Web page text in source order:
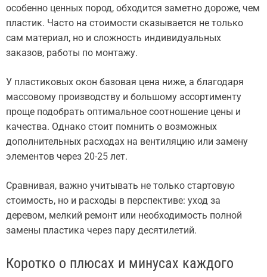
особенно ценных пород, обходится заметно дороже, чем
пластик. Часто на стоимости сказывается не только
сам материал, но и сложность индивидуальных
заказов, работы по монтажу.
У пластиковых окон базовая цена ниже, а благодаря
массовому производству и большому ассортименту
проще подобрать оптимальное соотношение цены и
качества. Однако стоит помнить о возможных
дополнительных расходах на вентиляцию или замену
элементов через 20-25 лет.
Сравнивая, важно учитывать не только стартовую
стоимость, но и расходы в перспективе: уход за
деревом, мелкий ремонт или необходимость полной
замены пластика через пару десятилетий.
Коротко о плюсах и минусах каждого